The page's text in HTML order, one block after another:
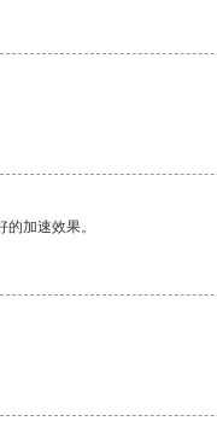
加速效果。